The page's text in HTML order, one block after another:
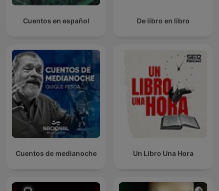
Cuentos en español De libro en libro
Cuentos de medianoche Un Libro Una Hora